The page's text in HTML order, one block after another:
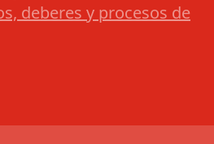
deberes y procesos de